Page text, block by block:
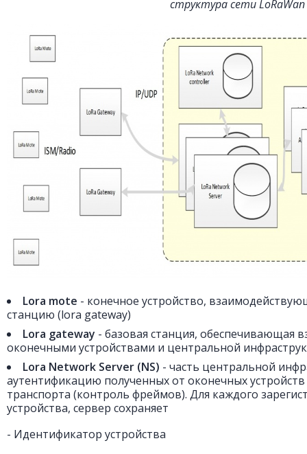
структура сети LoRaWan
Lora mote - конечное устройство,
станцию (lora gateway)
Lora gateway - базовая станция, обеспечивающая
оконечными устройствами и центральной
Lora Network Server (NS) - часть центральной
аутентификацию полученных от оконечных
транспорта (контроль фреймов). Для каждого
устройства, сервер сохраняет
- Идентификатор устройства